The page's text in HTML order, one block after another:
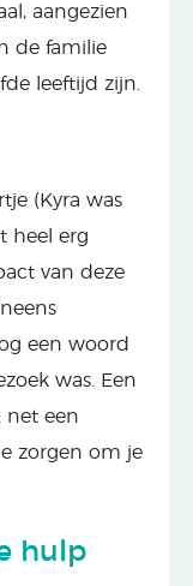
aangezien
de familie
leeftijd zijn.
(Kyra was
heel erg
van deze
een woord
was. Een
net een
zorgen om je
hulp